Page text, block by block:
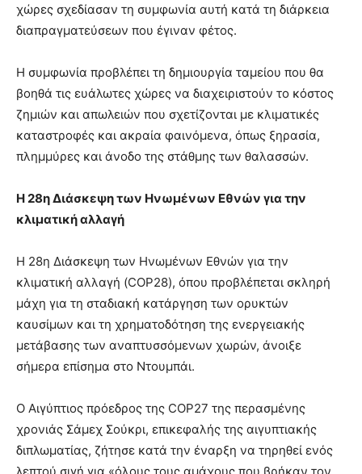
χώρες σχεδίασαν τη συμφωνία αυτή κατά τη διάρκεια
διαπραγματεύσεων που έγιναν φέτος.
Η συμφωνία προβλέπει τη δημιουργία ταμείου που θα
βοηθά τις ευάλωτες χώρες να διαχειριστούν το κόστος
ζημιών και απωλειών που σχετίζονται με κλιματικές
καταστροφές και ακραία φαινόμενα, όπως ξηρασία,
πλημμύρες και άνοδο της στάθμης των θαλασσών.
Η 28η Διάσκεψη των Ηνωμένων Εθνών για την
κλιματική αλλαγή
Η 28η Διάσκεψη των Ηνωμένων Εθνών για την
κλιματική αλλαγή (COP28), όπου προβλέπεται σκληρή
μάχη για τη σταδιακή κατάργηση των ορυκτών
καυσίμων και τη χρηματοδότηση της ενεργειακής
μετάβασης των αναπτυσσόμενων χωρών, άνοιξε
σήμερα επίσημα στο Ντουμπάι.
Ο Αιγύπτιος πρόεδρος της COP27 της περασμένης
χρονιάς Σάμεχ Σούκρι, επικεφαλής της αιγυπτιακής
διπλωματίας, ζήτησε κατά την έναρξη να τηρηθεί ενός